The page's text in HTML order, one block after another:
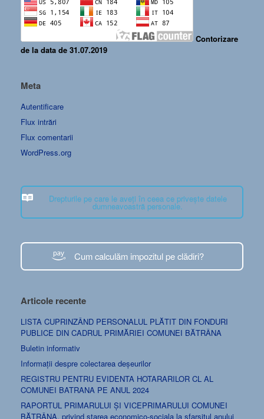
Contorizare
de la data de 31.07.2019
Meta
Autentificare
Flux intrări
Flux comentarii
WordPress.org
Drepturile pe care le aveți în ceea ce privește datele
dumneavoastră personale.
Cum calculăm impozitul pe clădiri?
Articole recente
LISTA CUPRINZÂND PERSONALUL PLĂTIT DIN FONDURI
PUBLICE DIN CADRUL PRIMĂRIEI COMUNEI BĂTRÂNA
Buletin informativ
Informații despre colectarea deșeurilor
REGISTRU PENTRU EVIDENTA HOTARARILOR CL AL
COMUNEI BATRANA PE ANUL 2024
RAPORTUL PRIMARULUI ȘI VICEPRIMARULUI COMUNEI
BĂTRÂNA, privind starea economico-sociala la sfarsitul anului